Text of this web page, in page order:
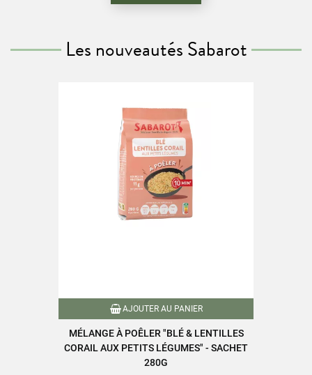
Les nouveautés Sabarot
AJOUTER AU PANIER
MÉLANGE À POÊLER "BLÉ & LENTILLES
CORAIL AUX PETITS LÉGUMES" - SACHET
280G